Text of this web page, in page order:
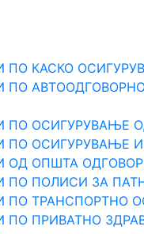
ПО КАСКО
ПО
ПО ОСИГУРУВАЊЕ
ПО ОСИГУРУВАЊЕ
ОД ОПШТА
ПО ПОЛИСИ ЗА
ПО ТРАНСПОРТНО
ПРИВАТНО